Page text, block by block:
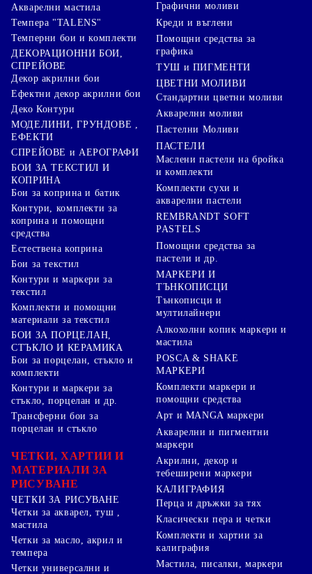
Акварелни мастила
Темпера "TALENS"
Темперни бои и комплекти
ДЕКОРАЦИОННИ БОИ,
СПРЕЙОВЕ
Декор акрилни бои
Ефектни декор акрилни бои
Деко Контури
МОДЕЛИНИ, ГРУНДОВЕ ,
ЕФЕКТИ
СПРЕЙОВЕ и АЕРОГРАФИ
БОИ ЗА ТЕКСТИЛ И
КОПРИНА
Бои за коприна и батик
Контури, комплекти за
коприна и помощни
средства
Естествена коприна
Бои за текстил
Контури и маркери за
текстил
Комплекти и помощни
материали за текстил
БОИ ЗА ПОРЦЕЛАН,
СТЪКЛО И КЕРАМИКА
Бои за порцелан, стъкло и
комплекти
Контури и маркери за
стъкло, порцелан и др.
Трансферни бои за
порцелан и стъкло
ЧЕТКИ, ХАРТИИ И
МАТЕРИАЛИ ЗА
РИСУВАНЕ
ЧЕТКИ ЗА РИСУВАНЕ
Четки за акварел, туш ,
мастила
Четки за масло, акрил и
темпера
Четки универсални и
Графични моливи
Креди и въглени
Помощни средства за
графика
ТУШ и ПИГМЕНТИ
ЦВЕТНИ МОЛИВИ
Стандартни цветни моливи
Акварелни моливи
Пастелни Моливи
ПАСТЕЛИ
Маслени пастели на бройка
и комплекти
Комплекти сухи и
акварелни пастели
REMBRANDT SOFT
PASTELS
Помощни средства за
пастели и др.
МАРКЕРИ И
ТЪНКОПИСЦИ
Тънкописци и
мултилайнери
Алкохолни копик маркери и
мастила
POSCA & SHAKE
МАРКЕРИ
Комплекти маркери и
помощни средства
Арт и MANGA маркери
Акварелни и пигментни
маркери
Акрилни, декор и
тебеширени маркери
КАЛИГРАФИЯ
Перца и дръжки за тях
Класически пера и четки
Комплекти и хартии за
калиграфия
Мастила, писалки, маркери